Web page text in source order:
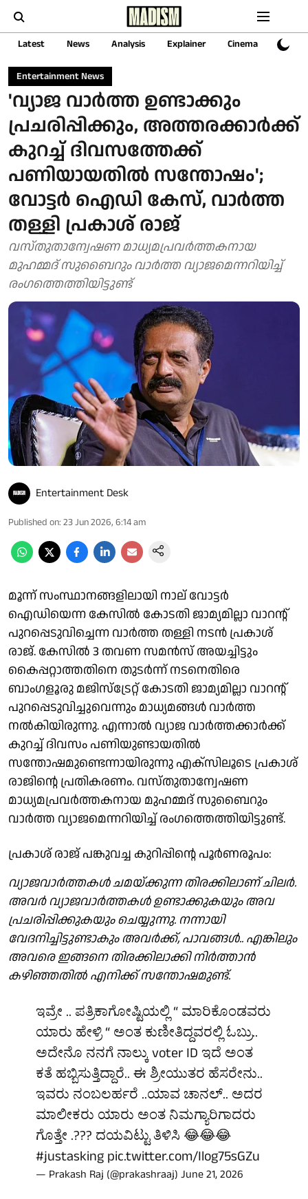
Latest News Analysis Explainer Cinema Sports
Entertainment News
'വ്യാജ വാർത്ത ഉണ്ടാക്കും
പ്രചരിപ്പിക്കും, അത്തരക്കാർക്ക്
കുറച്ച് ദിവസത്തേക്ക്
പണിയായതിൽ സന്തോഷം';
വോട്ടർ ഐഡി കേസ്, വാർത്ത
തള്ളി പ്രകാശ് രാജ്
വസ്തുതാന്വേഷണ മാധ്യമപ്രവർത്തകനായ
മുഹമ്മദ് സുബൈറും വാർത്ത വ്യാജമെന്നറിയിച്ച്
രംഗത്തെത്തിയിട്ടുണ്ട്
Entertainment Desk
Published on: 23 Jun 2026, 6:14 am
മൂന്ന് സംസ്ഥാനങ്ങളിലായി നാല് വോട്ടർ
ഐഡിയെന്ന കേസിൽ കോടതി ജാമ്യമില്ലാ വാറന്റ്
പുറപ്പെടുവിച്ചെന്ന വാർത്ത തള്ളി നടൻ പ്രകാശ്
രാജ്. കേസിൽ 3 തവണ സമൻസ് അയച്ചിട്ടും
കൈപ്പറ്റാത്തതിനെ തുടർന്ന് നടനെതിരെ
ബാംഗളൂരു മജിസ്ട്രേറ്റ് കോടതി ജാമ്യമില്ലാ വാറന്റ്
പുറപ്പെടുവിച്ചുവെന്നും മാധ്യമങ്ങൾ വാർത്ത
നൽകിയിരുന്നു. എന്നാൽ വ്യാജ വാർത്തക്കാർക്ക്
കുറച്ച് ദിവസം പണിയുണ്ടായതിൽ
സന്തോഷമുണ്ടെന്നായിരുന്നു എക്സിലൂടെ പ്രകാശ്
രാജിന്റെ പ്രതികരണം. വസ്തുതാന്വേഷണ
മാധ്യമപ്രവർത്തകനായ മുഹമ്മദ് സുബൈറും
വാർത്ത വ്യാജമെന്നറിയിച്ച് രംഗത്തെത്തിയിട്ടുണ്ട്.
പ്രകാശ് രാജ് പങ്കുവച്ച കുറിപ്പിന്റെ പൂർണരൂപം:
വ്യാജവാർത്തകൾ ചമയ്ക്കുന്ന തിരക്കിലാണ് ചിലർ.
അവർ വ്യാജവാർത്തകൾ ഉണ്ടാക്കുകയും അവ
പ്രചരിപ്പിക്കുകയും ചെയ്യുന്നു. നന്നായി
വേദനിച്ചിട്ടുണ്ടാകും അവർക്ക്, പാവങ്ങൾ.. എങ്കിലും
അവരെ ഇങ്ങനെ തിരക്കിലാക്കി നിർത്താൻ
കഴിഞ്ഞതിൽ എനിക്ക് സന്തോഷമുണ്ട്.
ಇವ್ರೇ .. ಪತ್ರಿಕಾಗೋಷ್ಟಿಯಲ್ಲಿ “ ಮಾರಿಕೊಂಡವರು
ಯಾರು ಹೇಳ್ರಿ “ ಅಂತ ಕುಣೀತಿದ್ದವರಲ್ಲಿ ಓಬ್ರು..
ಅದೇನೊ ನನಗೆ ನಾಲ್ಕು voter ID ಇದೆ ಅಂತ
ಕತೆ ಹಬ್ಬಿಸುತ್ತಿದ್ದಾರೆ.. ಈ ಶ್ರೀಯುತರ ಹೆಸರೇನು..
ಇವರು ನಂಬಲರ್ಹರೆ ..ಯಾವ ಚಾನಲ್.. ಅದರ
ಮಾಲೀಕರು ಯಾರು ಅಂತ ನಿಮಗ್ಯಾರಿಗಾದರು
ಗೊತ್ತೇ .??? ದಯವಿಟ್ಟು ತಿಳಿಸಿ 😂😂😂
#justasking pic.twitter.com/Ilog75sGZu
— Prakash Raj (@prakashraaj) June 21, 2026